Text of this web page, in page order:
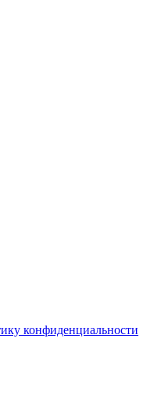
конфиденциальности